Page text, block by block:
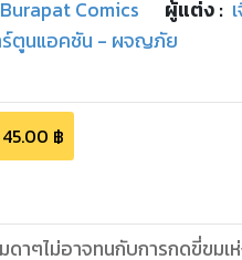
Burapat Comics ผู้แต่ง :
ร์ตูนแอคชัน - ผจญภัย
45.00 ฿
ดาๆไม่อาจทนกับการกดขี่ขม